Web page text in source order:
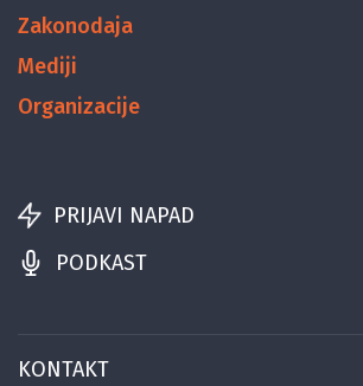
Zakonodaja
Mediji
Organizacije
PRIJAVI NAPAD
PODKAST
KONTAKT